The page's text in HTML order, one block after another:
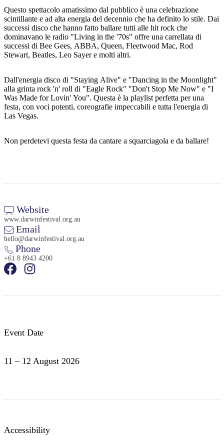
Cerca:
Sign
up
Questo spettacolo amatissimo dal pubblico è una celebrazione
scintillante e ad alta energia del decennio che ha definito lo stile. Dai
successi disco che hanno fatto ballare tutti alle hit rock che
dominavano le radio "Living in the '70s" offre una carrellata di
successi di Bee Gees, ABBA, Queen, Fleetwood Mac, Rod
Stewart, Beatles, Leo Sayer e molti altri.
Dall'energia disco di "Staying Alive" e "Dancing in the Moonlight"
alla grinta rock 'n' roll di "Eagle Rock" "Don't Stop Me Now" e "I
Was Made for Lovin' You". Questa è la playlist perfetta per una
festa, con voci potenti, coreografie impeccabili e tutta l'energia di
Las Vegas.
Non perdetevi questa festa da cantare a squarciagola e da ballare!
Website
www.darwinfestival.org.au
Email
hello@darwinfestival.org.au
Phone
+61 8 8943 4200
Event Date
11 – 12 August 2026
Accessibility